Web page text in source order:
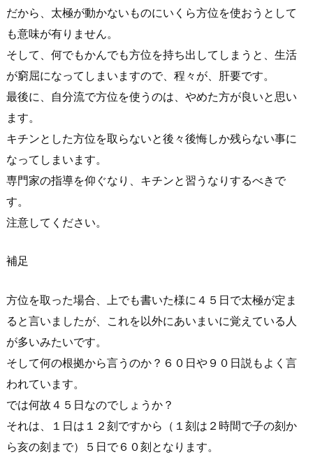
だから、太極が動かないものにいくら方位を使おうとして
も意味が有りません。
そして、何でもかんでも方位を持ち出してしまうと、生活
が窮屈になってしまいますので、程々が、肝要です。
最後に、自分流で方位を使うのは、やめた方が良いと思い
ます。
キチンとした方位を取らないと後々後悔しか残らない事に
なってしまいます。
専門家の指導を仰ぐなり、キチンと習うなりするべきで
す。
注意してください。
補足
方位を取った場合、上でも書いた様に４５日で太極が定ま
ると言いましたが、これを以外にあいまいに覚えている人
が多いみたいです。
そして何の根拠から言うのか？６０日や９０日説もよく言
われています。
では何故４５日なのでしょうか？
それは、１日は１２刻ですから（１刻は２時間で子の刻か
ら亥の刻まで）５日で６０刻となります。